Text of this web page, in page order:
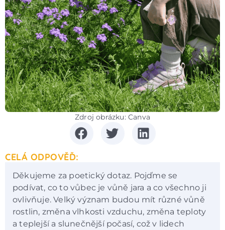
Zdroj obrázku: Canva
CELÁ ODPOVĚĎ:
Děkujeme za poetický dotaz. Pojďme se
podívat, co to vůbec je vůně jara a co všechno ji
ovlivňuje. Velký význam budou mít různé vůně
rostlin, změna vlhkosti vzduchu, změna teploty
a teplejší a slunečnější počasí, což v lidech